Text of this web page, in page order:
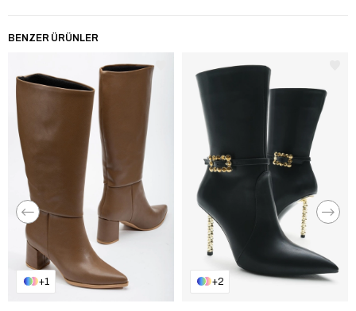
Rüzgara Dayanlıklı
Taban Materyali
Saya Materyali Suni Deri
İç Taban Materyali Tekstil
Yaş Grubu Yetişkin
Astar Materyali Tekstil
Topuk Boyu Orta Topuklu (5-9 cm)
Topuk Tipi Kalın Topuklu
Bağlama Şekli
Suni Deri
BENZER ÜRÜNLER
1 2